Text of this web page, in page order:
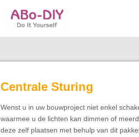
Centrale Sturing
Wenst u in uw bouwproject niet enkel
waarmee u de lichten kan dimmen of
deze zelf plaatsen met behulp van dit